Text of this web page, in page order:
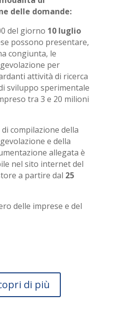
delle domande:
del giorno 10 luglio
possono presentare,
congiunta, le
per
attività di ricerca
sviluppo sperimentale
tra 3 e 20 milioni
compilazione della
e della
allegata è
nel sito internet del
a partire dal 25
delle imprese e del
di più